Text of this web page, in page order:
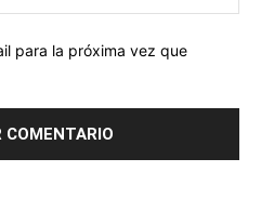
para la próxima vez que